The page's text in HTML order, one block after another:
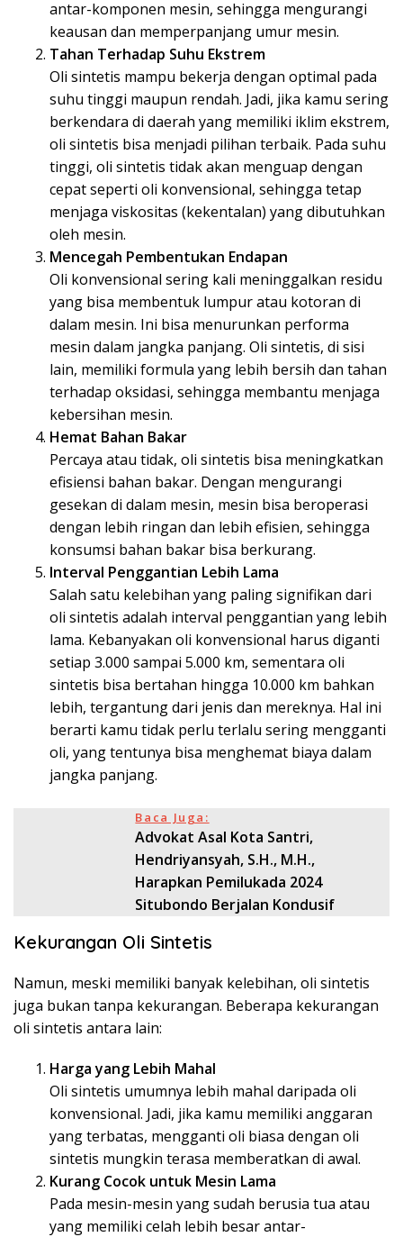
antar-komponen mesin, sehingga mengurangi
keausan dan memperpanjang umur mesin.
Tahan Terhadap Suhu Ekstrem
Oli sintetis mampu bekerja dengan optimal pada
suhu tinggi maupun rendah. Jadi, jika kamu sering
berkendara di daerah yang memiliki iklim ekstrem,
oli sintetis bisa menjadi pilihan terbaik. Pada suhu
tinggi, oli sintetis tidak akan menguap dengan
cepat seperti oli konvensional, sehingga tetap
menjaga viskositas (kekentalan) yang dibutuhkan
oleh mesin.
Mencegah Pembentukan Endapan
Oli konvensional sering kali meninggalkan residu
yang bisa membentuk lumpur atau kotoran di
dalam mesin. Ini bisa menurunkan performa
mesin dalam jangka panjang. Oli sintetis, di sisi
lain, memiliki formula yang lebih bersih dan tahan
terhadap oksidasi, sehingga membantu menjaga
kebersihan mesin.
Hemat Bahan Bakar
Percaya atau tidak, oli sintetis bisa meningkatkan
efisiensi bahan bakar. Dengan mengurangi
gesekan di dalam mesin, mesin bisa beroperasi
dengan lebih ringan dan lebih efisien, sehingga
konsumsi bahan bakar bisa berkurang.
Interval Penggantian Lebih Lama
Salah satu kelebihan yang paling signifikan dari
oli sintetis adalah interval penggantian yang lebih
lama. Kebanyakan oli konvensional harus diganti
setiap 3.000 sampai 5.000 km, sementara oli
sintetis bisa bertahan hingga 10.000 km bahkan
lebih, tergantung dari jenis dan mereknya. Hal ini
berarti kamu tidak perlu terlalu sering mengganti
oli, yang tentunya bisa menghemat biaya dalam
jangka panjang.
Baca Juga:
Advokat Asal Kota Santri,
Hendriyansyah, S.H., M.H.,
Harapkan Pemilukada 2024
Situbondo Berjalan Kondusif
Kekurangan Oli Sintetis
Namun, meski memiliki banyak kelebihan, oli sintetis
juga bukan tanpa kekurangan. Beberapa kekurangan
oli sintetis antara lain:
Harga yang Lebih Mahal
Oli sintetis umumnya lebih mahal daripada oli
konvensional. Jadi, jika kamu memiliki anggaran
yang terbatas, mengganti oli biasa dengan oli
sintetis mungkin terasa memberatkan di awal.
Kurang Cocok untuk Mesin Lama
Pada mesin-mesin yang sudah berusia tua atau
yang memiliki celah lebih besar antar-